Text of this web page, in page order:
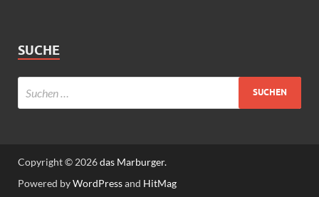
SUCHE
Copyright © 2026das Marburger.
Powered byWordPressand HitMag